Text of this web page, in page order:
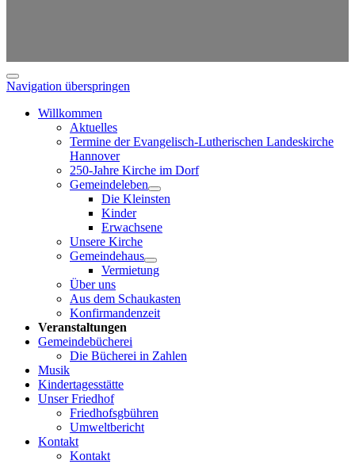
Navigation überspringen
Willkommen
Aktuelles
Termine der Evangelisch-Lutherischen Landeskirche
Hannover
250-Jahre Kirche im Dorf
Gemeindeleben
Die Kleinsten
Kinder
Erwachsene
Unsere Kirche
Gemeindehaus
Vermietung
Über uns
Aus dem Schaukasten
Konfirmandenzeit
Veranstaltungen
Gemeindebücherei
Die Bücherei in Zahlen
Musik
Kindertagesstätte
Unser Friedhof
Friedhofsgbühren
Umweltbericht
Kontakt
Kontakt